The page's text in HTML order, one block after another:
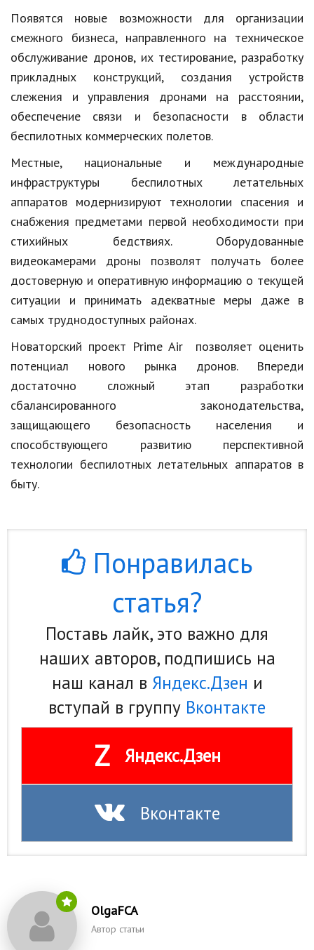
Появятся новые возможности для организации
смежного бизнеса, направленного на техническое
обслуживание дронов, их тестирование, разработку
прикладных конструкций, создания устройств
слежения и управления дронами на расстоянии,
обеспечение связи и безопасности в области
беспилотных коммерческих полетов.
Местные, национальные и международные
инфраструктуры беспилотных летательных
аппаратов модернизируют технологии спасения и
снабжения предметами первой необходимости при
стихийных бедствиях. Оборудованные
видеокамерами дроны позволят получать более
достоверную и оперативную информацию о текущей
ситуации и принимать адекватные меры даже в
самых труднодоступных районах.
Новаторский проект Prime Air позволяет оценить
потенциал нового рынка дронов. Впереди
достаточно сложный этап разработки
сбалансированного законодательства,
защищающего безопасность населения и
способствующего развитию перспективной
технологии беспилотных летательных аппаратов в
быту.
Понравилась
статья?
Поставь лайк, это важно для
наших авторов, подпишись на
наш канал в Яндекс.Дзен и
вступай в группу Вконтакте
Z Яндекс.Дзен
Вконтакте
OlgaFCA
Автор статьи